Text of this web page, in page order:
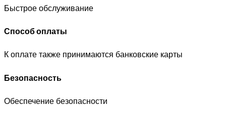
Быстрое обслуживание
Способ оплаты
К оплате также принимаются банковские карты
Безопасность
Обеспечение безопасности